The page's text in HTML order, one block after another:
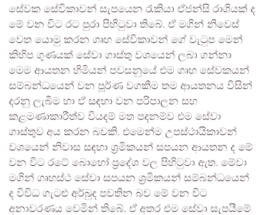
සේවක සේවිකාවන් සැපයෙන රැකියා ඒජන්සි රාශියක් ද
මේ වන විට රට පුරා පිහිටුවා තිබේ. ඒ මගින් නිවෙස්
වෙත යොමු කරන ගෘහ සේවිකාවන් ගේ වැටුප මෙන්
කිහිප ගුණයක් සේවා ගාස්තු වශයෙන් ලබා ගන්නා
මෙම ආයතන හිමියන් පවසනුයේ එම ගෘහ සේවකයන්
සම්බන්ධයෙන් වන පූර්ණ වගකීම තම ආයතනය විසින්
දරනු ලැබීම හා ඒ සඳහා වන පරිපාලන සහ
කළමණාකාරීත්ව වියදම් මත පදනම්ව එම සේවා
ගාස්තුව අය කරන බවකි. එමෙන්ම උපස්ථායිකාවන්
වශයෙන් නිවාස සඳහා ශ්‍රමිකයන් සපයන ආයතන ද මේ
වන විට රටේ බොහෝ ප්‍රදේශ වල පිහිටුවා ඇත. මේවා
මගින් ගෘහස්ථ සේවා සපයන ශ්‍රමිකයන් සම්බන්ධයෙන්
ද විවිධ ගැටළු අර්බුද පවතින බව මේ වන විට
අනාවරණය වෙමින් තිබේ. ඒ අතර එම සේවා සැපයීමේ